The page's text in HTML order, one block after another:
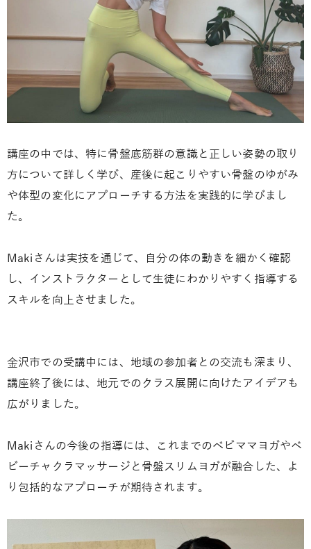
講座の中では、特に骨盤底筋群の意識と正しい姿勢の取り
方について詳しく学び、産後に起こりやすい骨盤のゆがみ
や体型の変化にアプローチする方法を実践的に学びまし
た。
Makiさんは実技を通じて、自分の体の動きを細かく確認
し、インストラクターとして生徒にわかりやすく指導する
スキルを向上させました。
金沢市での受講中には、地域の参加者との交流も深まり、
講座終了後には、地元でのクラス展開に向けたアイデアも
広がりました。
Makiさんの今後の指導には、これまでのべビママヨガやベ
ビーチャクラマッサージと骨盤スリムヨガが融合した、よ
り包括的なアプローチが期待されます。